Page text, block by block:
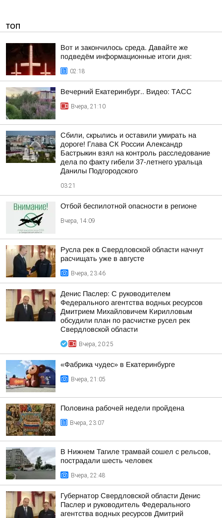
ТОП
Вот и закончилось среда. Давайте же
подведём информационные итоги дня:
02:18
Вечерний Екатеринбург.. Видео: ТАСС
Вчера, 21:10
Сбили, скрылись и оставили умирать на
дороге! Глава СК России Александр
Бастрыкин взял на контроль расследование
дела по факту гибели 37-летнего уральца
Данилы Подгородского
03:21
Отбой беспилотной опасности в регионе
Вчера, 14:09
Русла рек в Свердловской области начнут
расчищать уже в августе
Вчера, 23:46
Денис Паслер: С руководителем
Федерального агентства водных ресурсов
Дмитрием Михайловичем Кирилловым
обсудили план по расчистке русел рек
Свердловской области
Вчера, 20:25
«Фабрика чудес» в Екатеринбурге
Вчера, 21:05
Половина рабочей недели пройдена
Вчера, 23:07
В Нижнем Тагиле трамвай сошел с рельсов,
пострадали шесть человек
Вчера, 22:48
Губернатор Свердловской области Денис
Паслер и руководитель Федерального
агентства водных ресурсов Дмитрий